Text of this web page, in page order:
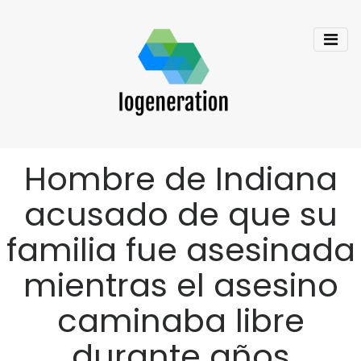
Hombre de Indiana
acusado de que su
familia fue asesinada
mientras el asesino
caminaba libre